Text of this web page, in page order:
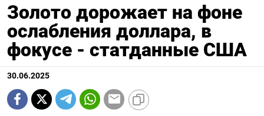
Золото дорожает на фоне
ослабления доллара, в
фокусе - статданные США
30.06.2025